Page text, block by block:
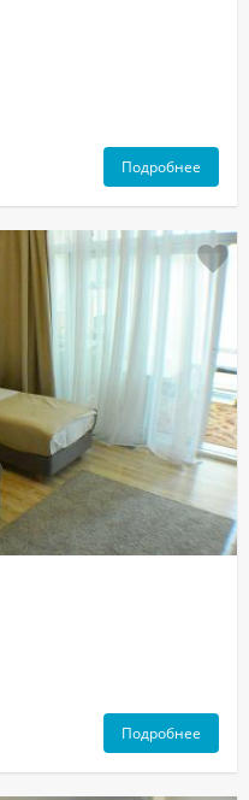
Подробнее
Подробнее